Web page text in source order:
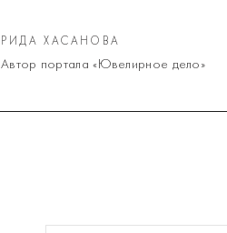
РИДА ХАСАНОВА
Автор портала «Ювелирное дело»